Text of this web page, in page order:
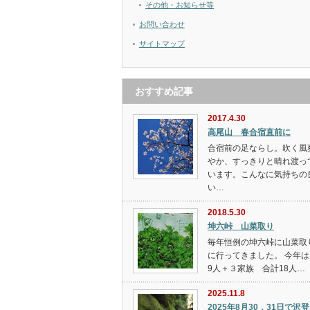
その他・お知らせ等
お問い合わせ
サイトマップ
おすすめ記事
2017.4.30
高尾山 春合宿直前に
合宿前の足ならし。吹く風
やか、すっきりと晴れ渡っ
います。こんなに気持ちの
い…
2018.5.30
坤六峠 山菜取り
毎年恒例の坤六峠に山菜取
に行ってきました。 今年は
9人＋３家族 合計18人…
2025.11.8
2025年8月30，31日で沢登